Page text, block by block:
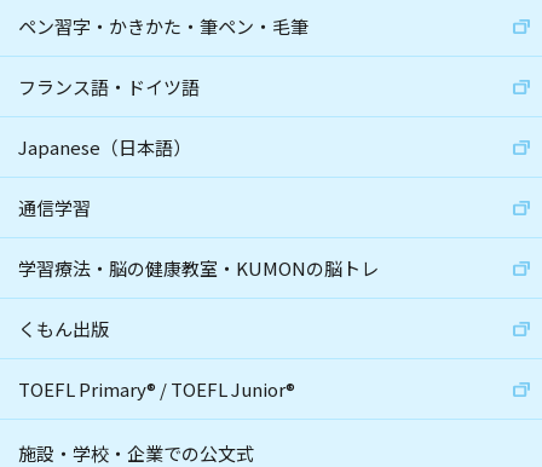
ペン習字・かきかた・筆ペン・毛筆
フランス語・ドイツ語
Japanese（日本語）
通信学習
学習療法・脳の健康教室・KUMONの脳トレ
くもん出版
TOEFL Primary® /TOEFL Junior®
施設・学校・企業での公文式